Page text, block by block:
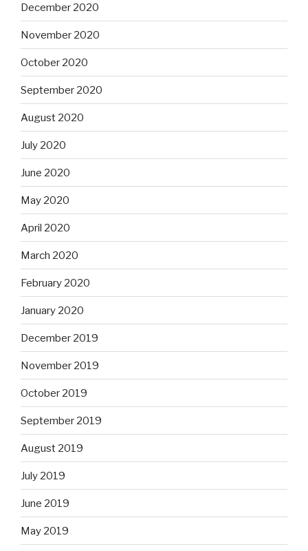
December 2020
November 2020
October 2020
September 2020
August 2020
July 2020
June 2020
May 2020
April 2020
March 2020
February 2020
January 2020
December 2019
November 2019
October 2019
September 2019
August 2019
July 2019
June 2019
May 2019